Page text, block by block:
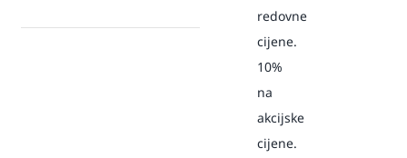
redovne
cijene.
10%
na
akcijske
cijene.